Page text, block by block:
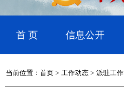
首 页 信息公开
当前位置： 首页 > 工作动态 > 派驻工作